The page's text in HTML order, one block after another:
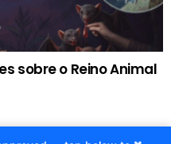
sobre o Reino Animal